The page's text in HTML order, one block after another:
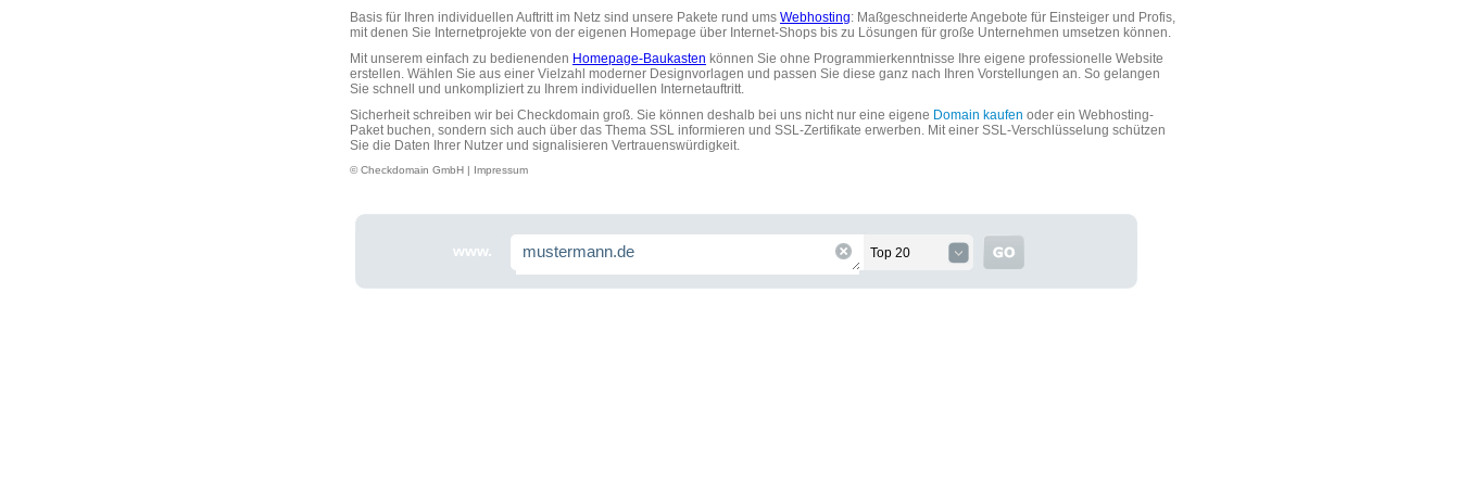
Basis für Ihren individuellen Auftritt im Netz sind unsere Pakete rund ums Webhosting: Maßgeschneiderte Angebote für Einsteiger und Profis,
mit denen Sie Internetprojekte von der eigenen Homepage über Internet-Shops bis zu Lösungen für große Unternehmen umsetzen können.
Mit unserem einfach zu bedienenden Homepage-Baukasten können Sie ohne Programmierkenntnisse Ihre eigene professionelle Website
erstellen. Wählen Sie aus einer Vielzahl moderner Designvorlagen und passen Sie diese ganz nach Ihren Vorstellungen an. So gelangen
Sie schnell und unkompliziert zu Ihrem individuellen Internetauftritt.
Sicherheit schreiben wir bei Checkdomain groß. Sie können deshalb bei uns nicht nur eine eigene Domain kaufen oder ein Webhosting-
Paket buchen, sondern sich auch über das Thema SSL informieren und SSL-Zertifikate erwerben. Mit einer SSL-Verschlüsselung schützen
Sie die Daten Ihrer Nutzer und signalisieren Vertrauenswürdigkeit.
© Checkdomain GmbH | Impressum
www. Top 20